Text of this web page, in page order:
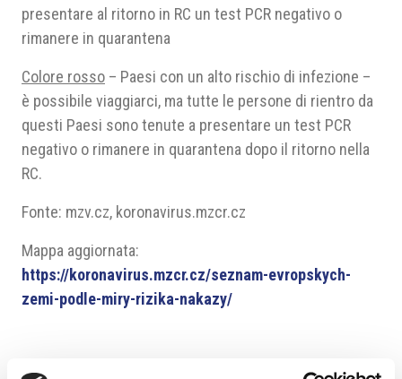
presentare al ritorno in RC un test PCR negativo o
rimanere in quarantena
Colore rosso – Paesi con un alto rischio di infezione –
è possibile viaggiarci, ma tutte le persone di rientro da
questi Paesi sono tenute a presentare un test PCR
negativo o rimanere in quarantena dopo il ritorno nella
RC.
Fonte: mzv.cz, koronavirus.mzcr.cz
Mappa aggiornata:
https://koronavirus.mzcr.cz/seznam-evropskych-
zemi-podle-miry-rizika-nakazy/